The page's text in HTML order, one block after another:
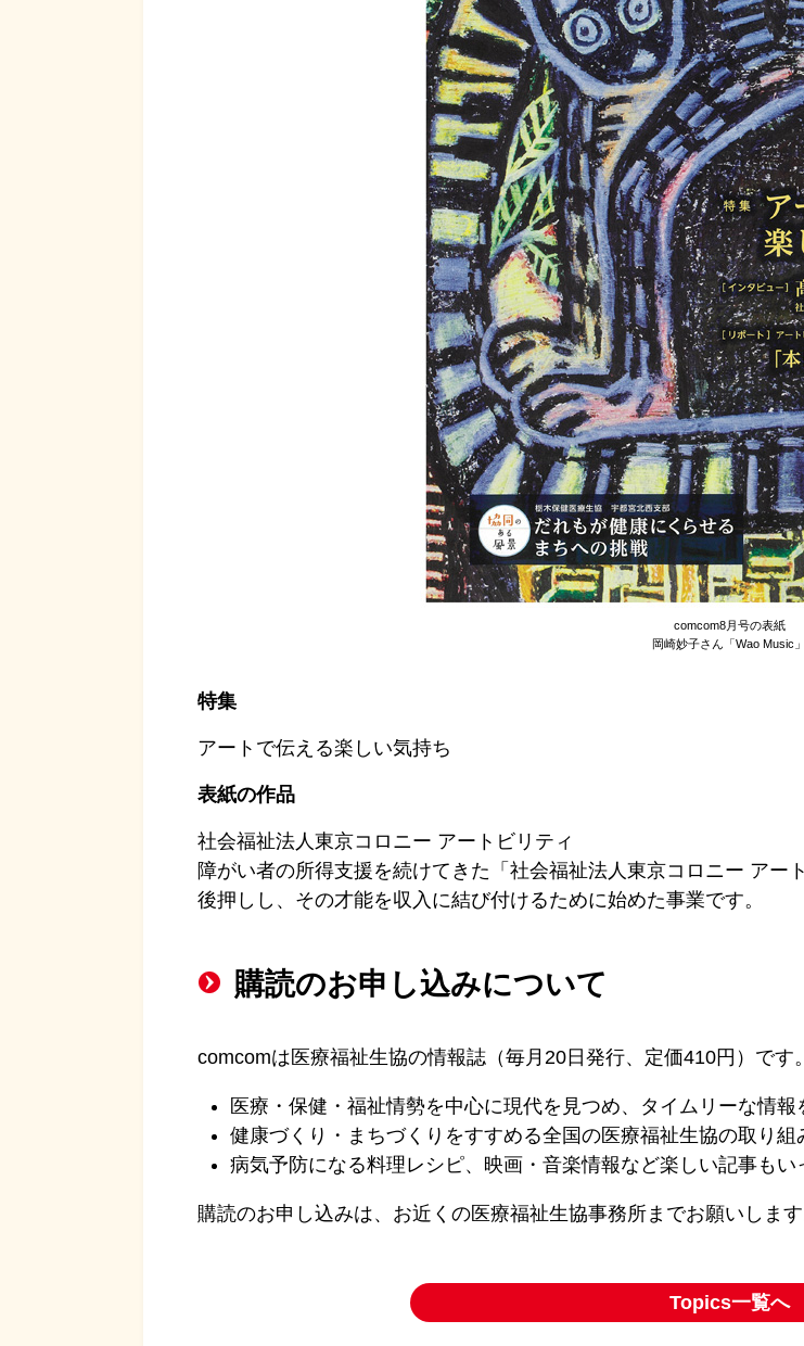
comcom8月号の表紙
岡崎妙子さん「Wao Music」
特集
アートで伝える楽しい気持ち
表紙の作品
社会福祉法人東京コロニー アートビリティ
障がい者の所得支援を続けてきた「社会福祉法人東京コロニー アー
後押しし、その才能を収入に結び付けるために始めた事業です。
購読のお申し込みについて
comcomは医療福祉生協の情報誌（毎月20日発行、定価410円）です。
医療・保健・福祉情勢を中心に現代を見つめ、タイムリーな情報
健康づくり・まちづくりをすすめる全国の医療福祉生協の取り組
病気予防になる料理レシピ、映画・音楽情報など楽しい記事もい
購読のお申し込みは、お近くの医療福祉生協事務所までお願いします
Topics一覧へ